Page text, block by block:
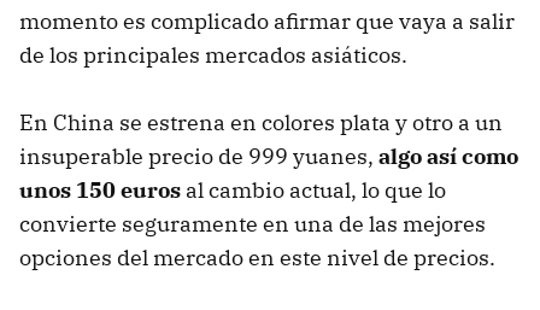
momento es complicado afirmar que vaya a salir
de los principales mercados asiáticos.
En China se estrena en colores plata y otro a un
insuperable precio de 999 yuanes, algo así como
unos 150 euros al cambio actual, lo que lo
convierte seguramente en una de las mejores
opciones del mercado en este nivel de precios.